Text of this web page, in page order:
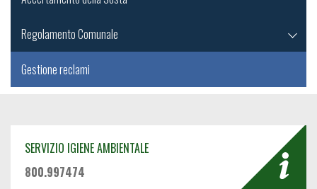
Regolamento Comunale
Gestione reclami
SERVIZIO IGIENE AMBIENTALE
800.997474